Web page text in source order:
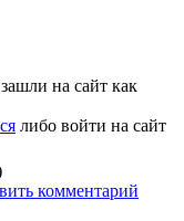
на сайт как
либо войти на сайт
комментарий